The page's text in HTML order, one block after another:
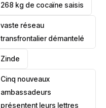
268 kg de cocaïne saisis
vaste réseau
transfrontalier démantelé
Zinde
Cinq nouveaux
ambassadeurs
présentent leurs lettres